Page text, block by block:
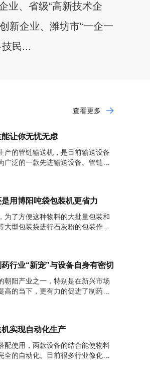
业、省级“高新技术企
新企业、潍坊市“一企一
民...
查看更多
让你无忧无虑
产的管链输送机，是目前输送设备
泛的一款先进输送设备。管链输
用博阳吨袋包装机更省力
为了方便这种物料的大批量包装和
大型包装袋进行石灰粉的包装作
行业“新宠”与设备自身有密切联系。
朝阳产业之一，特别是在新兴市场
的当下，更有力的促进了制药行
实现自动化生产
配使用，两款设备的结合能使物料
全的自动化。目前很多行业像化